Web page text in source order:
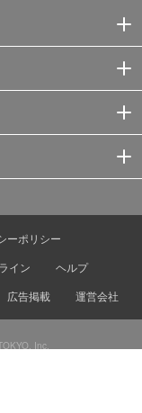
ーポリシー
イン
ヘルプ
広告掲載 運営会社
Inc.